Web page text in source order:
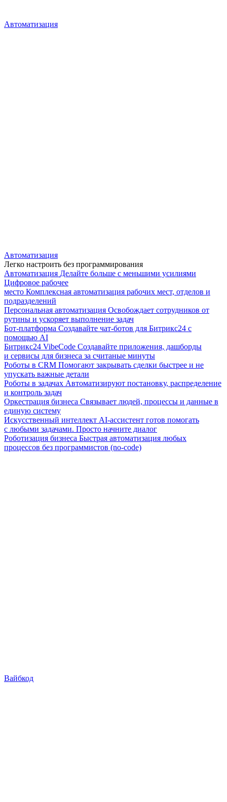
Автоматизация
Автоматизация
Легко настроить без программирования
Автоматизация Делайте больше с меньшими усилиями
Цифровое рабочее
место Комплексная автоматизация рабочих мест, отделов и
подразделений
Персональная автоматизация Освобождает сотрудников от
рутины и ускоряет выполнение задач
Бот-платформа Создавайте чат-ботов для Битрикс24 с
помощью AI
Битрикс24 VibeCode Создавайте приложения, дашборды
и сервисы для бизнеса за считаные минуты
Роботы в CRM Помогают закрывать сделки быстрее и не
упускать важные детали
Роботы в задачах Автоматизируют постановку, распределение
и контроль задач
Оркестрация бизнеса Связывает людей, процессы и данные в
единую систему
Искусственный интеллект AI-ассистент готов помогать
с любыми задачами. Просто начните диалог
Роботизация бизнеса Быстрая автоматизация любых
процессов без программистов (no-code)
Вайбкод